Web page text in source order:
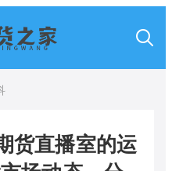
货直播室的运